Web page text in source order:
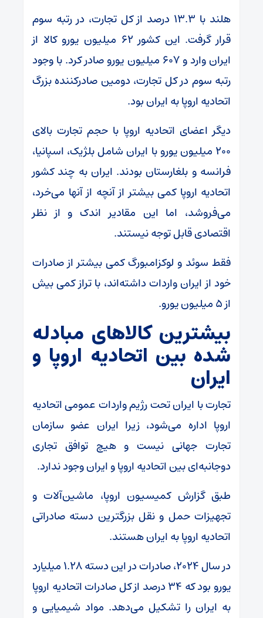
هلند با ۱۳.۳ درصد از کل تجارت، در رتبه سوم
قرار گرفت. این کشور ۶۲ میلیون یورو کالا از
ایران وارد و ۶۰۷ میلیون یورو صادر کرد. با وجود
رتبه سوم در کل تجارت، دومین صادرکننده بزرگ
اتحادیه اروپا به ایران بود.
دیگر اعضای اتحادیه اروپا با حجم تجارت بالای
۲۰۰ میلیون یورو با ایران شامل بلژیک، اسپانیا،
فرانسه و بلغارستان بودند. ایران به چند کشور
اتحادیه اروپا کمی بیشتر از آنچه از آنها می‌خرد،
می‌فروشد، اما این مقادیر اندک و از نظر
اقتصادی قابل توجه نیستند.
فقط سوئد و لوکزامبورگ کمی بیشتر از صادرات
خود از ایران واردات داشته‌اند، با تراز کمی بیش
از ۵ میلیون یورو.
بیشترین کالا‌های مبادله
شده بین اتحادیه اروپا و
ایران
تجارت با ایران تحت رژیم واردات عمومی اتحادیه
اروپا اداره می‌شود، زیرا ایران عضو سازمان
تجارت جهانی نیست و هیچ توافق تجاری
دوجانبه‌ای بین اتحادیه اروپا و ایران وجود ندارد.
طبق گزارش کمیسیون اروپا، ماشین‌آلات و
تجهیزات حمل و نقل بزرگترین دسته صادراتی
اتحادیه اروپا به ایران هستند.
در سال ۲۰۲۴، صادرات در این دسته ۱.۲۸ میلیارد
یورو بود که ۳۴ درصد از کل صادرات اتحادیه اروپا
به ایران را تشکیل می‌دهد. مواد شیمیایی و